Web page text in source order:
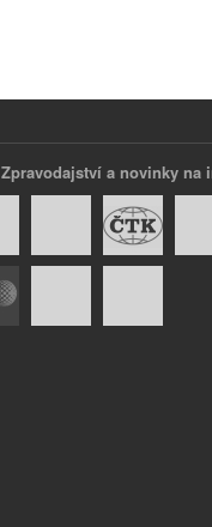
Zpravodajství a novinky na